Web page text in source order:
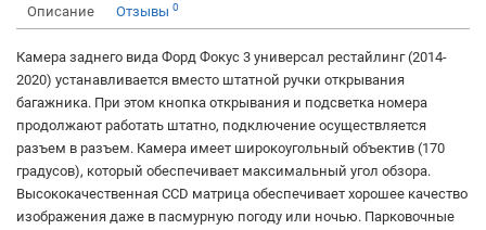
Описание Отзывы 0
Камера заднего вида Форд Фокус 3 универсал рестайлинг (2014-
2020) устанавливается вместо штатной ручки открывания
багажника. При этом кнопка открывания и подсветка номера
продолжают работать штатно, подключение осуществляется
разъем в разъем. Камера имеет широкоугольный объектив (170
градусов), который обеспечивает максимальный угол обзора.
Высококачественная CCD матрица обеспечивает хорошее качество
изображения даже в пасмурную погоду или ночью. Парковочные